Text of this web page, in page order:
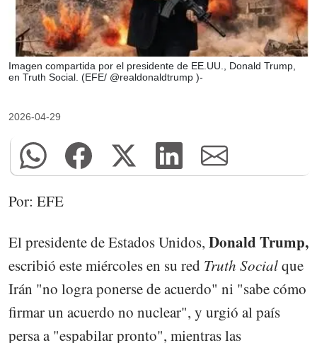
Imagen compartida por el presidente de EE.UU., Donald Trump,
en Truth Social. (EFE/ @realdonaldtrump )-
2026-04-29
Por: EFE
El presidente de Estados Unidos, Donald Trump,
escribió este miércoles en su red Truth Socialque
Irán "no logra ponerse de acuerdo" ni "sabe cómo
firmar un acuerdo no nuclear", y urgió al país
persa a "espabilar pronto", mientras las